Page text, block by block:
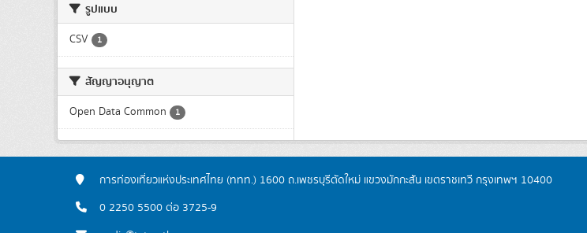
รูปแบบ
CSV 1
สัญญาอนุญาต
Open Data Common 1
การท่องเที่ยวแห่งประเทศไทย (ททท.) 1600 ถ.เพชรบุรีตัดใหม่ แขวงมักกะสัน เขตราชเทวี กรุงเทพฯ 10400
0 2250 5500 ต่อ 3725-9